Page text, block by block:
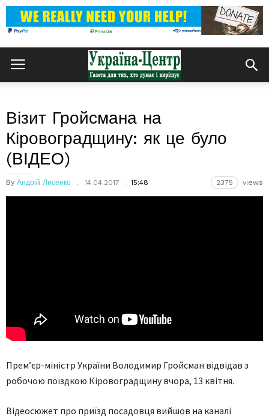
Візит Гройсмана на
Кіровоградщину: як це було
(ВІДЕО)
By Андрій Лисенко 14.04.2017 15:48 2375 views
Прем’єр-міністр України Володимир Гройсман відвідав з
робочою поїздкою Кіровоградщину вчора, 13 квітня.
Відеосюжет про приїзд посадовця вийшов на каналі